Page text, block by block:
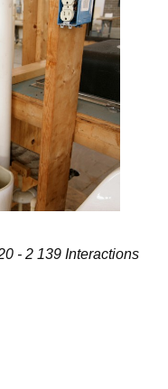
- 2 139 Interactions